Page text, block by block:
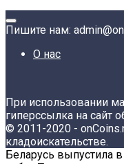
Пишите нам:
О нас
При использовании
гиперссылка на сайт
© 2011-2020 -
кладоискательстве.
Беларусь выпустила